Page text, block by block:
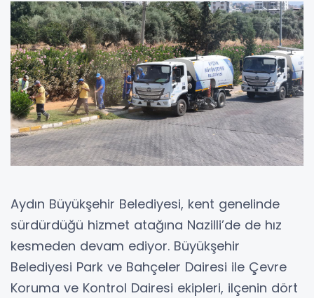
Aydın Büyükşehir Belediyesi, kent genelinde
sürdürdüğü hizmet atağına Nazilli’de de hız
kesmeden devam ediyor. Büyükşehir
Belediyesi Park ve Bahçeler Dairesi ile Çevre
Koruma ve Kontrol Dairesi ekipleri, ilçenin dört